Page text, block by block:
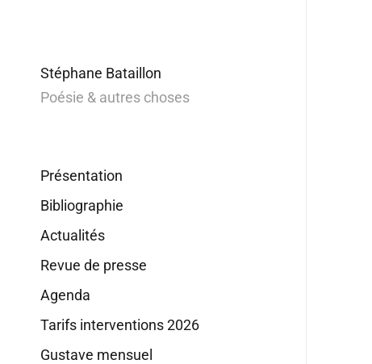
Stéphane Bataillon
Poésie & autres choses
Présentation
Bibliographie
Actualités
Revue de presse
Agenda
Tarifs interventions 2026
Gustave mensuel